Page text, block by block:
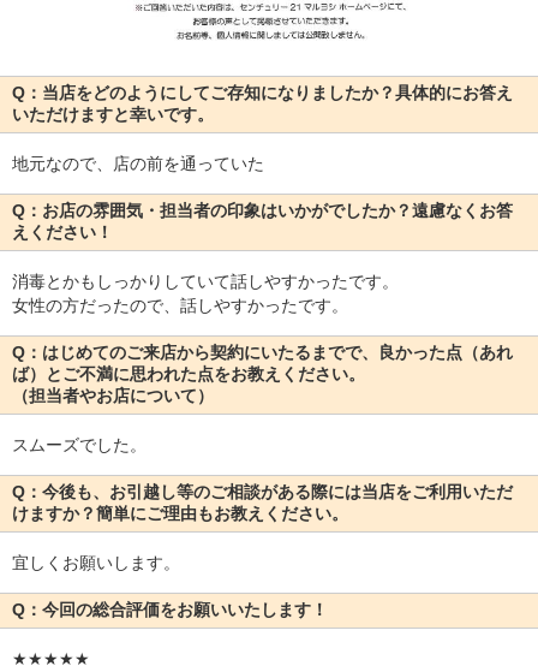
Q：当店をどのようにしてご存知になりましたか？具体的にお答え
いただけますと幸いです。
地元なので、店の前を通っていた
Q：お店の雰囲気・担当者の印象はいかがでしたか？遠慮なくお答
えください！
消毒とかもしっかりしていて話しやすかったです。
女性の方だったので、話しやすかったです。
Q：はじめてのご来店から契約にいたるまでで、良かった点（あれ
ば）とご不満に思われた点をお教えください。
（担当者やお店について）
スムーズでした。
Q：今後も、お引越し等のご相談がある際には当店をご利用いただ
けますか？簡単にご理由もお教えください。
宜しくお願いします。
Q：今回の総合評価をお願いいたします！
★★★★★